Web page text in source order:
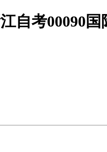
自考00090